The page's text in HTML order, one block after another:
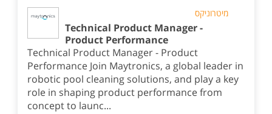
מיטרוניקס
Technical Product Manager -
Product Performance
Technical Product Manager - Product
Performance Join Maytronics, a global leader in
robotic pool cleaning solutions, and play a key
role in shaping product performance from
concept to launc...